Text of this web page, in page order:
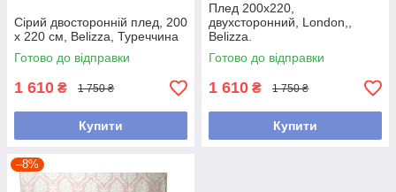
Сірий двосторонній плед, 200
х 220 см, Belizza, Туреччина
Готово до відправки
1 610 ₴ 1 750 ₴
Купити
Плед 200х220,
двухсторонний, London,,
Belizza.
Готово до відправки
1 610 ₴ 1 750 ₴
Купити
–8%